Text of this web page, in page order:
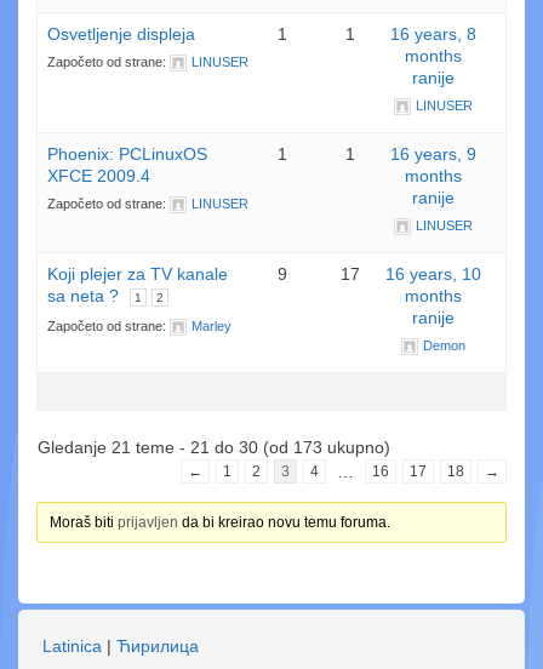
Osvetljenje displeja
Započeto od strane: LINUSER
1 1
16 years, 8
months
ranije
LINUSER
Phoenix: PCLinuxOS
XFCE 2009.4
Započeto od strane: LINUSER
1 1
16 years, 9
months
ranije
LINUSER
Koji plejer za TV kanale
sa neta ?
1 2
Započeto od strane: Marley
9 17
16 years, 10
months
ranije
Demon
Gledanje 21 teme - 21 do 30 (od 173 ukupno)
← 1 2 3 4 16 17 18 →
Moraš bitiprijavljen da bi kreirao novu temu foruma.
Latinica | Ћирилица